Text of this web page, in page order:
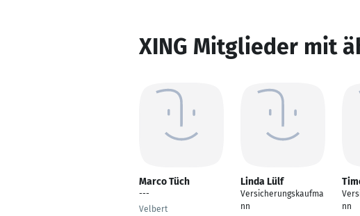
XING Mitglieder mit
Marco Tüch
---
Velbert
Linda Lülf
Versicherungskaufma
nn
nn